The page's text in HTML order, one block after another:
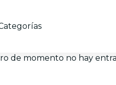
de momento no hay